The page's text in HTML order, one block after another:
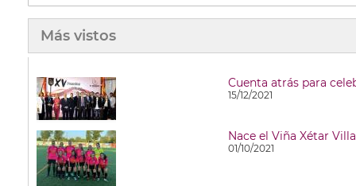
Más vistos
Cuenta atrás para
15/12/2021
Nace el Viña Xétar
01/10/2021